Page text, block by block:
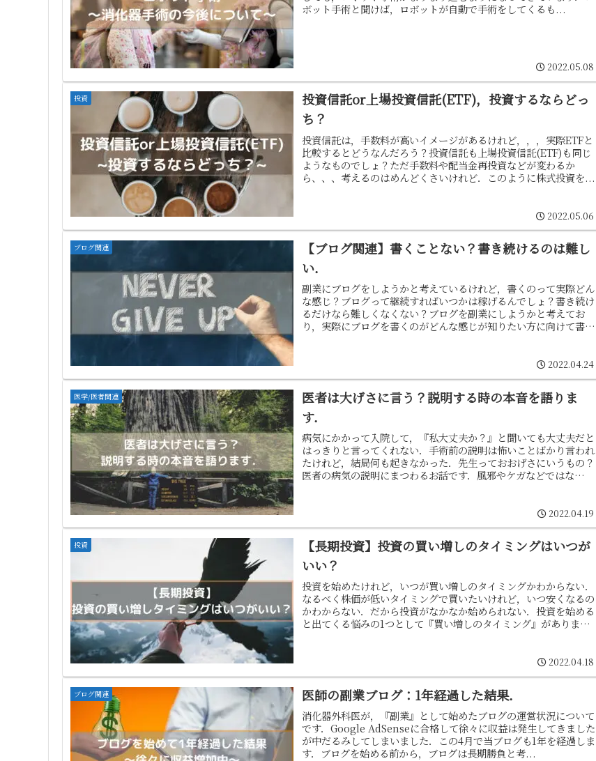
ボット手術と聞けば，ロボットが自動で手術をしてくるも...
2022.05.08
投資
投資信託or上場投資信託(ETF)，投資するならどっ
ち？
投資信託は，手数料が高いイメージがあるけれど，，，実際ETFと
比較するとどうなんだろう？投資信託も上場投資信託(ETF)も同じ
ようなものでしょ？ただ手数料や配当金再投資などが変わるか
ら、、、考えるのはめんどくさいけれど．このように株式投資を...
2022.05.06
ブログ関連
【ブログ関連】書くことない？書き続けるのは難し
い．
副業にブログをしようかと考えているけれど，書くのって実際どん
な感じ？ブログって継続すればいつかは稼げるんでしょ？書き続け
るだけなら難しくなくない？ブログを副業にしようかと考えてお
り，実際にブログを書くのがどんな感じが知りたい方に向けて書い
2022.04.24
医学/医者関連
医者は大げさに言う？説明する時の本音を語りま
す．
病気にかかって入院して，『私大丈夫か？』と聞いても大丈夫だと
はっきりと言ってくれない．手術前の説明は怖いことばかり言われ
たけれど，結局何も起きなかった．先生っておおげさにいうもの？
医者の病気の説明にまつわるお話です．風邪やケガなどではな
2022.04.19
投資
【長期投資】投資の買い増しのタイミングはいつが
いい？
投資を始めたけれど，いつが買い増しのタイミングかわからない．
なるべく株価が低いタイミングで買いたいけれど，いつ安くなるの
かわからない．だから投資がなかなか始められない．投資を始める
と出てくる悩みの1つとして『買い増しのタイミング』がありま
2022.04.18
ブログ関連 医師の副業ブログ：1年経過した結果．
消化器外科医が，『副業』として始めたブログの運営状況について
です．Google AdSenseに合格して徐々に収益は発生してきました
が中だるみしてしまいました．この4月で当ブログも1年を経過しま
す．ブログを始める前から，ブログは長期勝負と考...